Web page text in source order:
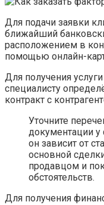
Для подачи заявки
ближайший
расположением в
помощью онлайн-
Для получения
специалисту
контракт с
Уточните
документации у
он зависит от
основной
продавцом и
обстоятельств.
Для получения